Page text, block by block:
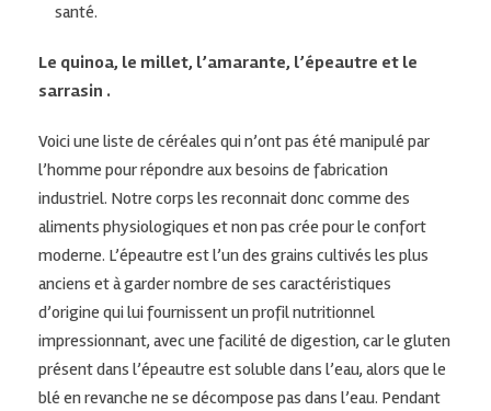
santé.
Le quinoa, le millet, l’amarante, l’épeautre et le
sarrasin .
Voici une liste de céréales qui n’ont pas été manipulé par
l’homme pour répondre aux besoins de fabrication
industriel. Notre corps les reconnait donc comme des
aliments physiologiques et non pas crée pour le confort
moderne. L’épeautre est l’un des grains cultivés les plus
anciens et à garder nombre de ses caractéristiques
d’origine qui lui fournissent un profil nutritionnel
impressionnant, avec une facilité de digestion, car le gluten
présent dans l’épeautre est soluble dans l’eau, alors que le
blé en revanche ne se décompose pas dans l’eau. Pendant